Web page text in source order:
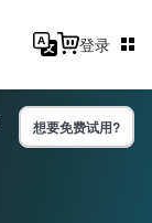
登录
想要免费试用?